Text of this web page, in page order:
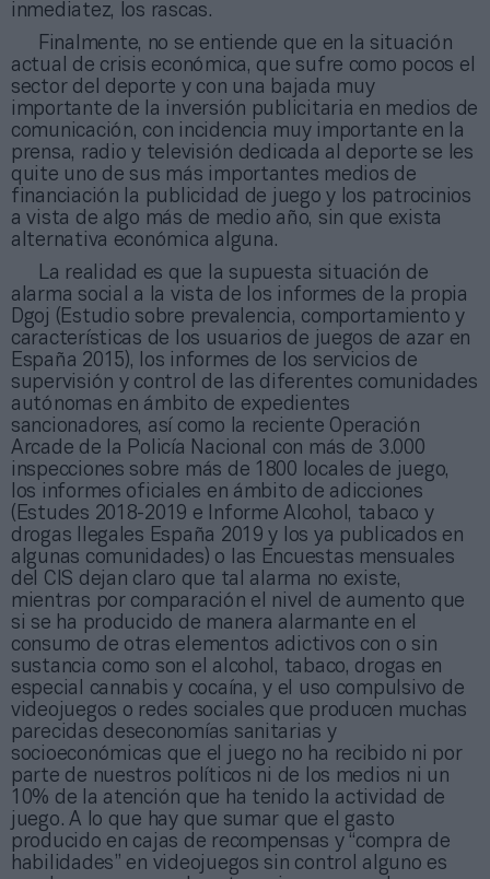
inmediatez, los rascas.
Finalmente, no se entiende que en la situación
actual de crisis económica, que sufre como pocos el
sector del deporte y con una bajada muy
importante de la inversión publicitaria en medios de
comunicación, con incidencia muy importante en la
prensa, radio y televisión dedicada al deporte se les
quite uno de sus más importantes medios de
financiación la publicidad de juego y los patrocinios
a vista de algo más de medio año, sin que exista
alternativa económica alguna.
La realidad es que la supuesta situación de
alarma social a la vista de los informes de la propia
Dgoj (Estudio sobre prevalencia, comportamiento y
características de los usuarios de juegos de azar en
España 2015), los informes de los servicios de
supervisión y control de las diferentes comunidades
autónomas en ámbito de expedientes
sancionadores, así como la reciente Operación
Arcade de la Policía Nacional con más de 3.000
inspecciones sobre más de 1800 locales de juego,
los informes oficiales en ámbito de adicciones
(Estudes 2018-2019 e Informe Alcohol, tabaco y
drogas Ilegales España 2019 y los ya publicados en
algunas comunidades) o las Encuestas mensuales
del CIS dejan claro que tal alarma no existe,
mientras por comparación el nivel de aumento que
si se ha producido de manera alarmante en el
consumo de otras elementos adictivos con o sin
sustancia como son el alcohol, tabaco, drogas en
especial cannabis y cocaína, y el uso compulsivo de
videojuegos o redes sociales que producen muchas
parecidas deseconomías sanitarias y
socioeconómicas que el juego no ha recibido ni por
parte de nuestros políticos ni de los medios ni un
10% de la atención que ha tenido la actividad de
juego. A lo que hay que sumar que el gasto
producido en cajas de recompensas y “compra de
habilidades” en videojuegos sin control alguno es